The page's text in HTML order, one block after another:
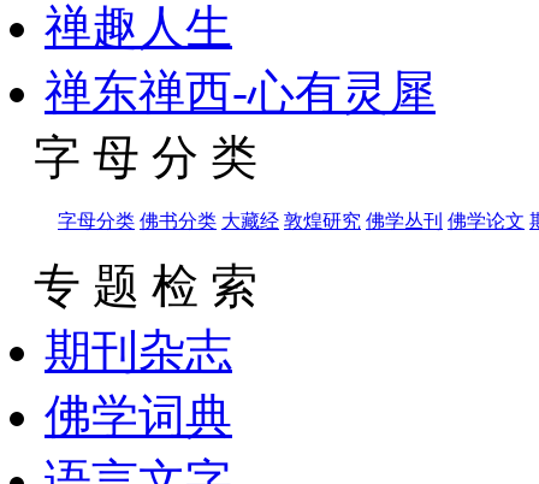
禅趣人生
禅东禅西-心有灵犀
字 母 分 类
字母分类 佛书分类 大藏经 敦煌研究 佛学丛刊 佛学论文
专 题 检 索
期刊杂志
佛学词典